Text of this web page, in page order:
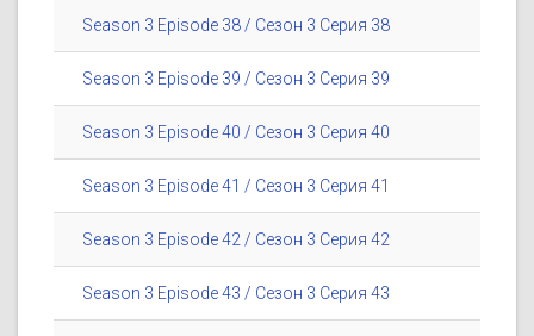
Season 3 Episode 38 / Сезон 3 Серия 38
Season 3 Episode 39 / Сезон 3 Серия 39
Season 3 Episode 40 / Сезон 3 Серия 40
Season 3 Episode 41 / Сезон 3 Серия 41
Season 3 Episode 42 / Сезон 3 Серия 42
Season 3 Episode 43 / Сезон 3 Серия 43